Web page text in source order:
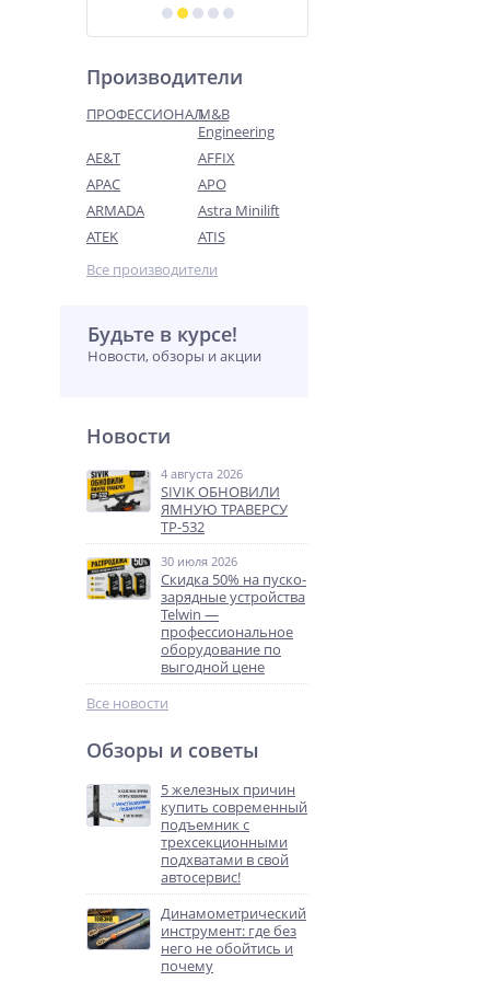
Производители
ПРОФЕССИОНАЛM&B
Engineering
AE&T
AFFIX
APAC
APO
ARMADA
Astra Minilift
ATEK
ATIS
Все производители
Будьте в курсе!
Новости, обзоры и акции
Новости
4 августа 2026
SIVIK ОБНОВИЛИ
ЯМНУЮ ТРАВЕРСУ
ТР-532
30 июля 2026
Скидка 50% на пуско-
зарядные устройства
Telwin —
профессиональное
оборудование по
выгодной цене
Все новости
Обзоры и советы
5 железных причин
купить современный
подъемник с
трехсекционными
подхватами в свой
автосервис!
Динамометрический
инструмент: где без
него не обойтись и
почему